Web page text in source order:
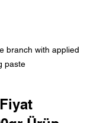
branch with applied
paste